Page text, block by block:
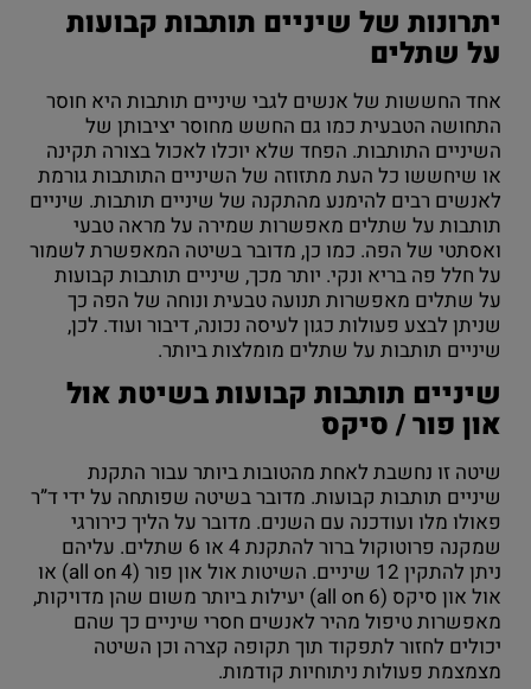
יתרונות של שיניים תותבות קבועות
על שתלים
אחד החששות של אנשים לגבי שיניים תותבות היא חוסר
התחושה הטבעית כמו גם החשש מחוסר יציבותן של
השיניים התותבות. הפחד שלא יוכלו לאכול בצורה תקינה
או שיחששו כל העת מתזוזה של השיניים התותבות גורמת
לאנשים רבים להימנע מהתקנה של שיניים תותבות. שיניים
תותבות על שתלים מאפשרות שמירה על מראה טבעי
ואסתטי של הפה. כמו כן, מדובר בשיטה המאפשרת לשמור
על חלל פה בריא ונקי. יותר מכך, שיניים תותבות קבועות
על שתלים מאפשרות תנועה טבעית ונוחה של הפה כך
שניתן לבצע פעולות כגון לעיסה נכונה, דיבור ועוד. לכן,
שיניים תותבות על שתלים מומלצות ביותר.
שיניים תותבות קבועות בשיטת אול
און פור / סיקס
שיטה זו נחשבת לאחת מהטובות ביותר עבור התקנת
שיניים תותבות קבועות. מדובר בשיטה שפותחה על ידי ד”ר
פאולו מלו ועודכנה עם השנים. מדובר על הליך כירורגי
שמקנה פרוטוקול ברור להתקנת 4 או 6 שתלים. עליהם
ניתן להתקין 12 שיניים. השיטות אול און פור (all on 4) או
אול און סיקס (all on 6) יעילות ביותר משום שהן מדויקות,
מאפשרות טיפול מהיר לאנשים חסרי שיניים כך שהם
יכולים לחזור לתפקוד תוך תקופה קצרה וכן השיטה
מצמצמת פעולות ניתוחיות קודמות.